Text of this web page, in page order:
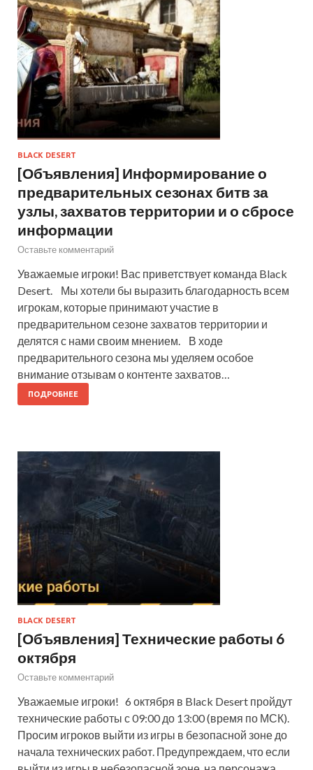
BLACK DESERT
[Объявления] Информирование о
предварительных сезонах битв за
узлы, захватов территории и о сбросе
информации
Оставьте комментарий
Уважаемые игроки! Вас приветствует команда Black
Desert. Мы хотели бы выразить благодарность всем
игрокам, которые принимают участие в
предварительном сезоне захватов территории и
делятся с нами своим мнением. В ходе
предварительного сезона мы уделяем особое
внимание отзывам о контенте захватов…
ПОДРОБНЕЕ
BLACK DESERT
[Объявления] Технические работы 6
октября
Оставьте комментарий
Уважаемые игроки! 6 октября в Black Desert пройдут
технические работы с 09:00 до 13:00 (время по МСК).
Просим игроков выйти из игры в безопасной зоне до
начала технических работ. Предупреждаем, что если